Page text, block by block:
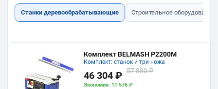
Станки деревообрабатывающие Строительное оборудование
Комплект BELMASH P2200M
Комплект: станок и три ножа
46 304 ₽ 57 880 ₽
Экономия: 11 576 ₽